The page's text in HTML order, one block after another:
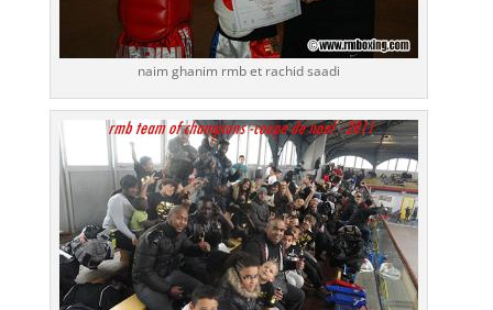
naim ghanim rmb et rachid saadi